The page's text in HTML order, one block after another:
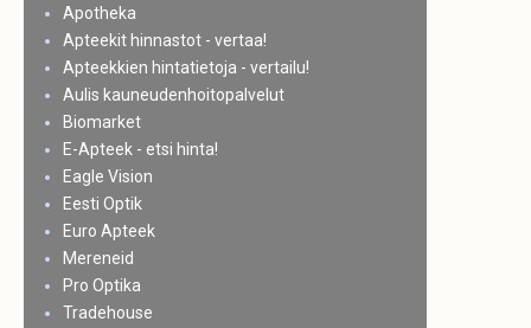
Apotheka
Apteekit hinnastot - vertaa!
Apteekkien hintatietoja - vertailu!
Aulis kauneudenhoitopalvelut
Biomarket
E-Apteek - etsi hinta!
Eagle Vision
Eesti Optik
Euro Apteek
Mereneid
Pro Optika
Tradehouse